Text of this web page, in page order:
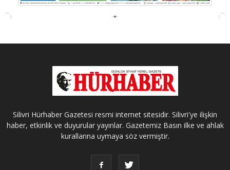
Silivri Hürhaber Gazetesi resmi internet sitesidir. Silivri'ye ilişkin
haber, etkinlik ve duyurular yayınlar. Gazetemiz Basın ilke ve ahlak
kurallarına uymaya söz vermiştir.